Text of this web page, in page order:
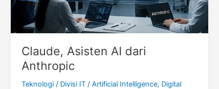
Claude, Asisten AI dari
Anthropic
Teknologi / Divisi IT/Artificial Intelligence, Digital